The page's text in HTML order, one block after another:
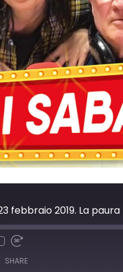
febbraio 2019. La paura
SHARE